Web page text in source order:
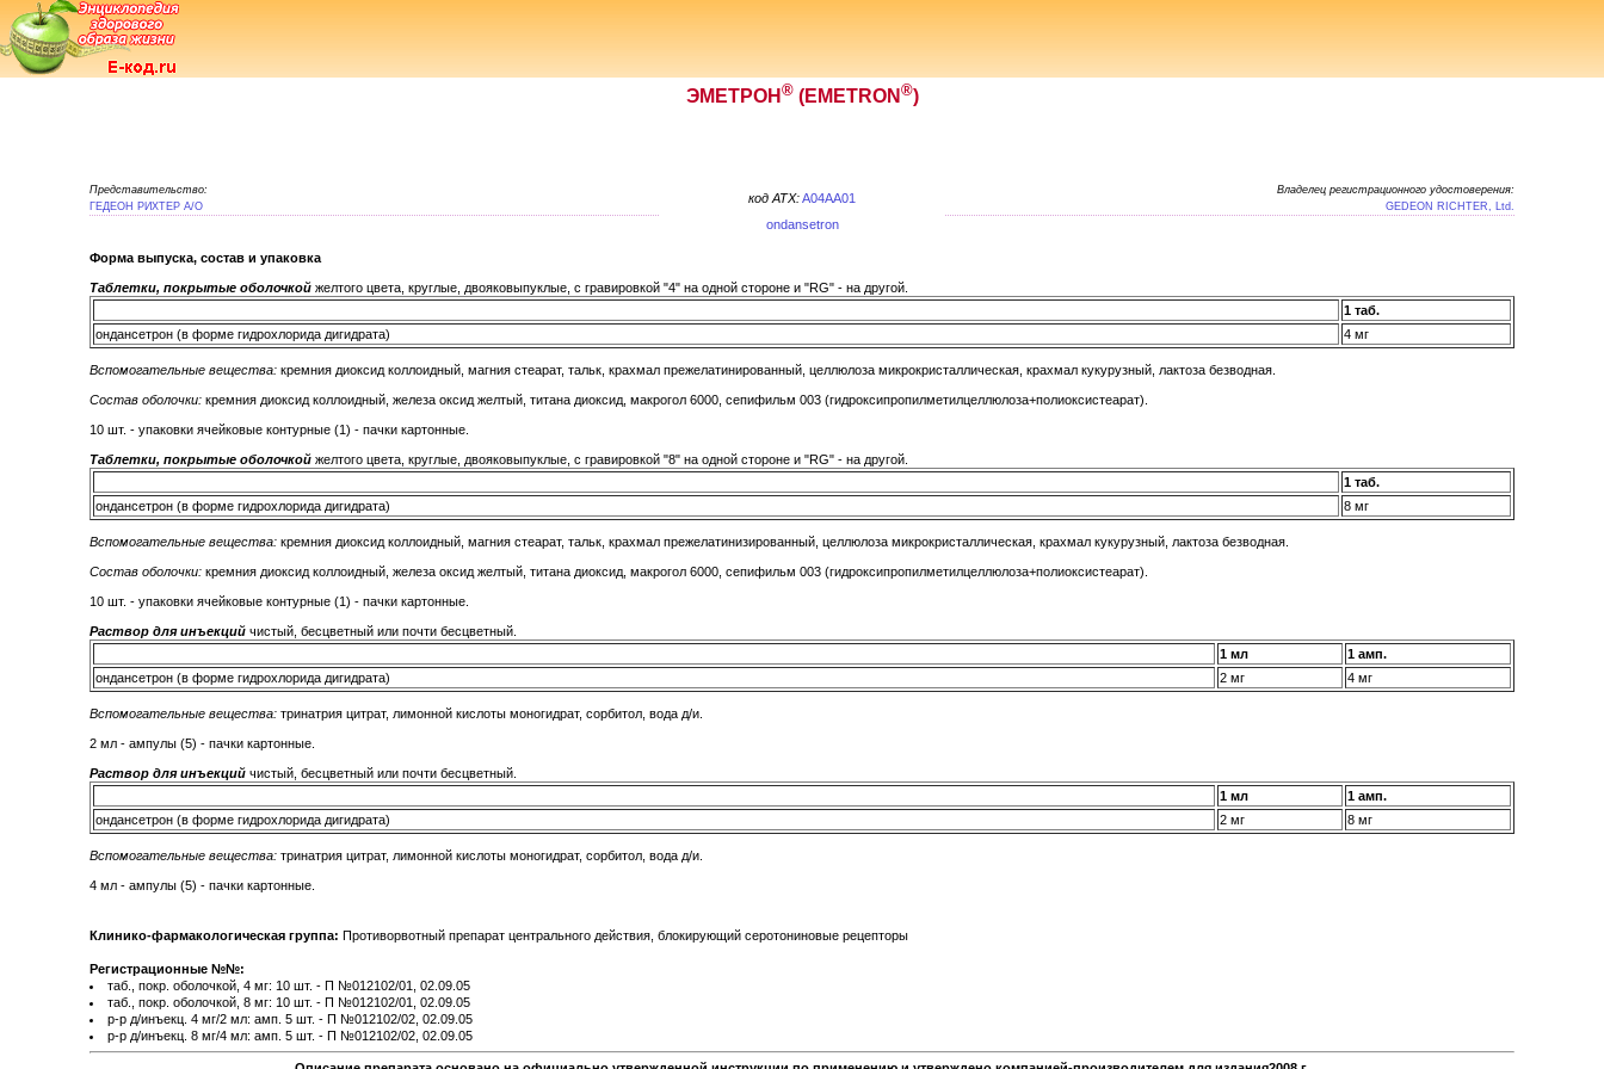
ЭМЕТРОН ®(EMETRON ®)
Представительство:
ГЕДЕОН РИХТЕР А/О
код ATX:A04AA01
Владелец регистрационного удостоверения:
GEDEON RICHTER, Ltd.
ondansetron
Форма выпуска, состав и упаковка
Таблетки, покрытые оболочкой желтого цвета, круглые, двояковыпуклые, с гравировкой "4" на одной стороне и "RG" - на другой.
1 таб.
ондансетрон (в форме гидрохлорида дигидрата)
4 мг
Вспомогательные вещества: кремния диоксид коллоидный, магния стеарат, тальк, крахмал прежелатинированный, целлюлоза микрокристаллическая, крахмал кукурузный, лактоза безводная.
Состав оболочки: кремния диоксид коллоидный, железа оксид желтый, титана диоксид, макрогол 6000, сепифильм 003 (гидроксипропилметилцеллюлоза+полиоксистеарат).
10 шт. - упаковки ячейковые контурные (1) - пачки картонные.
Таблетки, покрытые оболочкой желтого цвета, круглые, двояковыпуклые, с гравировкой "8" на одной стороне и "RG" - на другой.
1 таб.
ондансетрон (в форме гидрохлорида дигидрата)
8 мг
Вспомогательные вещества: кремния диоксид коллоидный, магния стеарат, тальк, крахмал прежелатинизированный, целлюлоза микрокристаллическая, крахмал кукурузный, лактоза безводная.
Состав оболочки: кремния диоксид коллоидный, железа оксид желтый, титана диоксид, макрогол 6000, сепифильм 003 (гидроксипропилметилцеллюлоза+полиоксистеарат).
10 шт. - упаковки ячейковые контурные (1) - пачки картонные.
Раствор для инъекций чистый, бесцветный или почти бесцветный.
1 мл
1 амп.
ондансетрон (в форме гидрохлорида дигидрата)
2 мг 4 мг
Вспомогательные вещества: тринатрия цитрат, лимонной кислоты моногидрат, сорбитол, вода д/и.
2 мл - ампулы (5) - пачки картонные.
Раствор для инъекций чистый, бесцветный или почти бесцветный.
1 мл
1 амп.
ондансетрон (в форме гидрохлорида дигидрата)
2 мг 8 мг
Вспомогательные вещества: тринатрия цитрат, лимонной кислоты моногидрат, сорбитол, вода д/и.
4 мл - ампулы (5) - пачки картонные.
Клинико-фармакологическая группа: Противорвотный препарат центрального действия, блокирующий серотониновые рецепторы
Регистрационные №№:
таб., покр. оболочкой, 4 мг: 10 шт. - П №012102/01, 02.09.05
таб., покр. оболочкой, 8 мг: 10 шт. - П №012102/01, 02.09.05
р-р д/инъекц. 4 мг/2 мл: амп. 5 шт. - П №012102/02, 02.09.05
р-р д/инъекц. 8 мг/4 мл: амп. 5 шт. - П №012102/02, 02.09.05